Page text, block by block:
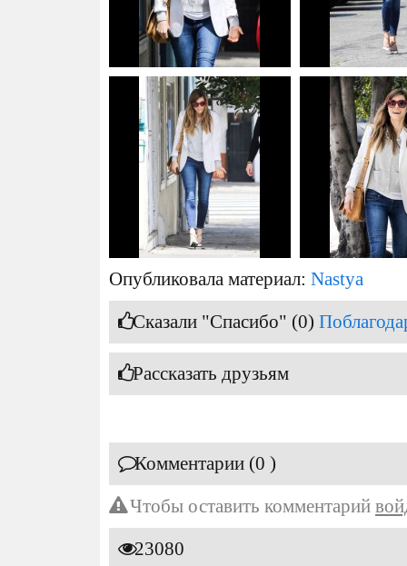
Опубликовала материал: Nastya
Сказали "Спасибо" (0)
Рассказать друзьям
Комментарии (0 )
Чтобы оставить комментарий
23080